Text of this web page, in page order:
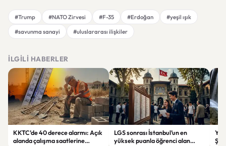
#Trump #NATO Zirvesi #F-35 #Erdoğan
#yeşil ışık
#savunma sanayi
#uluslararası ilişkiler
İLGILI HABERLER
KKTC’de 40 derece alarmı: Açık
alanda çalışma saatlerine
LGS sonrası İstanbul’un en
yüksek puanla öğrenci alan